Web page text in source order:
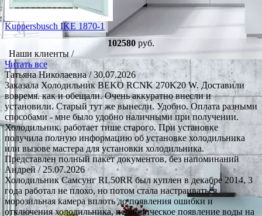
Kuppersbusch IKE 1870-1
102580 руб.
Наши клиенты /
Читать все
Татьяна Николаевна/ 30.07.2026
Заказала Холодильник BEKO RCNK 270K20 W. Доставили
вовремя. как и обещали. Очень аккуратно внесли и
установили. Старый тут же вынесли. Удобно. Оплата разными
способами - мне было удобно наличными при получении.
Холодильник. работает тише старого. При установке
получила полную информацию об установке холодильника
или вызове мастера для установки холодильника.
Представлен полный пакет документов, без напоминаний
Андрей/ 25.07.2026
Холодильник Самсунг RL50RR был куплен в декабре 2014, 3
года работал не плохо, но потом стала настраиваться
морозильная камера вплоть до появления ошибки и
отключения холодильника, периодическое появление воды на